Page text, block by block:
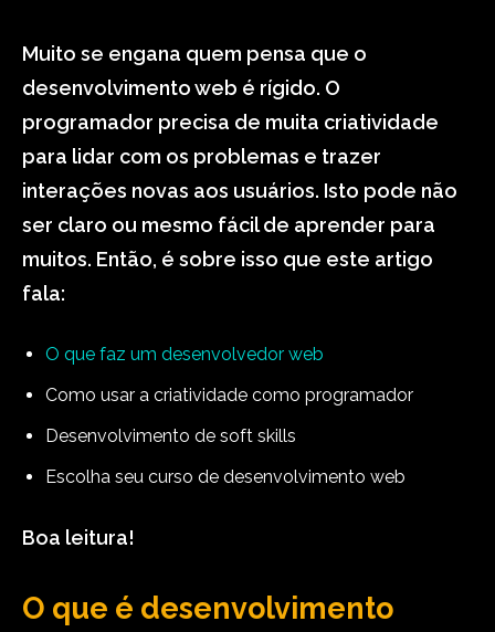
Muito se engana quem pensa que o
desenvolvimento web é rígido. O
programador precisa de muita criatividade
para lidar com os problemas e trazer
interações novas aos usuários. Isto pode não
ser claro ou mesmo fácil de aprender para
muitos. Então, é sobre isso que este artigo
fala:
O que faz um desenvolvedor web
Como usar a criatividade como programador
Desenvolvimento de soft skills
Escolha seu curso de desenvolvimento web
Boa leitura!
O que é desenvolvimento